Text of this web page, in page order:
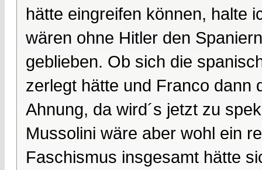
hätte eingreifen können, halte
wären ohne Hitler den
geblieben. Ob sich die
zerlegt hätte und Franco dann
Ahnung, da wird´s jetzt zu
Mussolini wäre aber wohl ein
Faschismus insgesamt hätte